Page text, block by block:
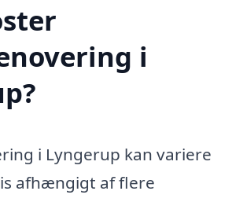
i
i Lyngerup kan variere
afhængigt af flere